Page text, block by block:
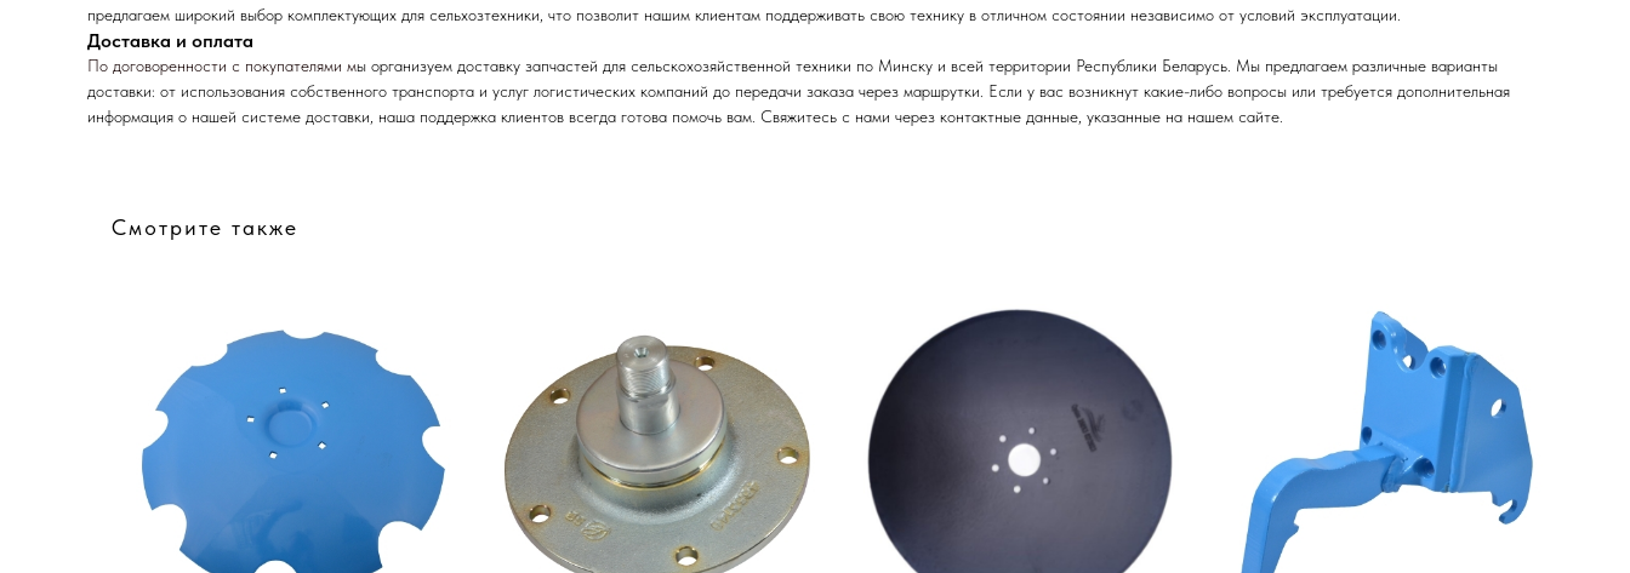
предлагаем широкий выбор комплектующих для сельхозтехники, что позволит нашим клиентам поддерживать свою технику в отличном состоянии независимо от условий эксплуатации.
Доставка и оплата
По договоренности с покупателями мы организуем доставку запчастей для сельскохозяйственной техники по Минску и всей территории Республики Беларусь. Мы предлагаем различные варианты
доставки: от использования собственного транспорта и услуг логистических компаний до передачи заказа через маршрутки. Если у вас возникнут какие-либо вопросы или требуется дополнительная
информация о нашей системе доставки, наша поддержка клиентов всегда готова помочь вам. Свяжитесь с нами через контактные данные, указанные на нашем сайте.
Смотрите также